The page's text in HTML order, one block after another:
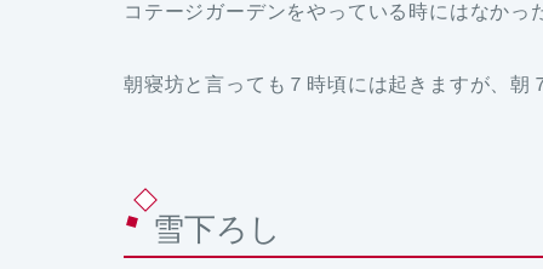
コテージガーデンをやっている時にはなかっ
朝寝坊と言っても７時頃には起きますが、朝
雪下ろし